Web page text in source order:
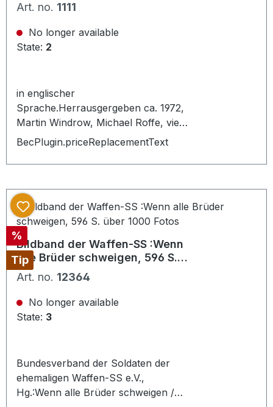
Art. no. 1111
No longer available
State: 2
in englischer
Sprache.Herrausgergeben ca. 1972,
Martin Windrow, Michael Roffe, viele
Bilder und Fotos von Matrial,
BecPlugin.priceReplacementText
Discount
%
Tip
Bildband der Waffen-SS :Wenn
alle Brüder schweigen, 596 S.
über 1000 Fotos
Art. no. 12364
No longer available
State: 3
Bundesverband der Soldaten der
ehemaligen Waffen-SS e.V.,
Hg.:Wenn alle Brüder schweigen /